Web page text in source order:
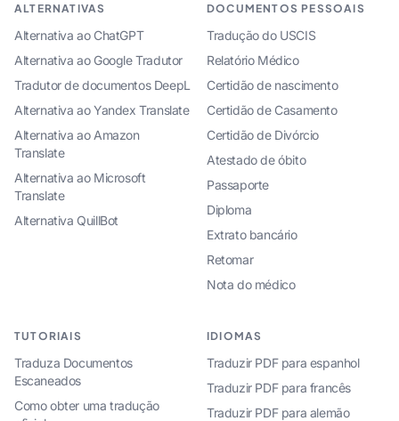
ALTERNATIVAS
Alternativa ao ChatGPT
Alternativa ao Google Tradutor
Tradutor de documentos DeepL
Alternativa ao Yandex Translate
Alternativa ao Amazon
Translate
Alternativa ao Microsoft
Translate
Alternativa QuillBot
DOCUMENTOS PESSOAIS
Tradução do USCIS
Relatório Médico
Certidão de nascimento
Certidão de Casamento
Certidão de Divórcio
Atestado de óbito
Passaporte
Diploma
Extrato bancário
Retomar
Nota do médico
TUTORIAIS
Traduza Documentos
Escaneados
Como obter uma tradução
IDIOMAS
Traduzir PDF para espanhol
Traduzir PDF para francês
Traduzir PDF para alemão